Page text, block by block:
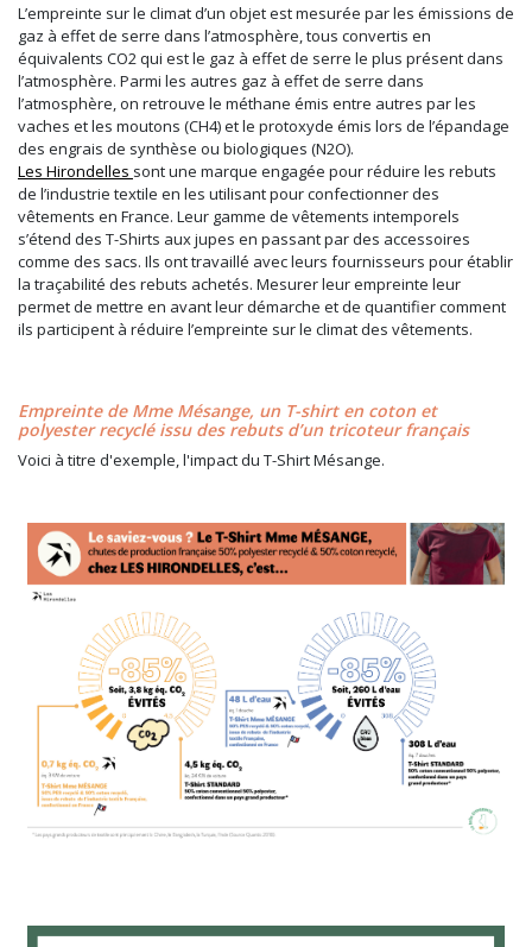
L’empreinte sur le climat d’un objet est mesurée par les émissions de
gaz à effet de serre dans l’atmosphère, tous convertis en
équivalents CO2 qui est le gaz à effet de serre le plus présent dans
l’atmosphère. Parmi les autres gaz à effet de serre dans
l’atmosphère, on retrouve le méthane émis entre autres par les
vaches et les moutons (CH4) et le protoxyde émis lors de l’épandage
des engrais de synthèse ou biologiques (N2O).
Les Hirondelles sont une marque engagée pour réduire les rebuts
de l’industrie textile en les utilisant pour confectionner des
vêtements en France. Leur gamme de vêtements intemporels
s’étend des T-Shirts aux jupes en passant par des accessoires
comme des sacs. Ils ont travaillé avec leurs fournisseurs pour établir
la traçabilité des rebuts achetés. Mesurer leur empreinte leur
permet de mettre en avant leur démarche et de quantifier comment
ils participent à réduire l’empreinte sur le climat des vêtements.
Empreinte de Mme Mésange, un T-shirt en coton et
polyester recyclé issu des rebuts d’un tricoteur français
Voici à titre d'exemple, l'impact du T-Shirt Mésange.